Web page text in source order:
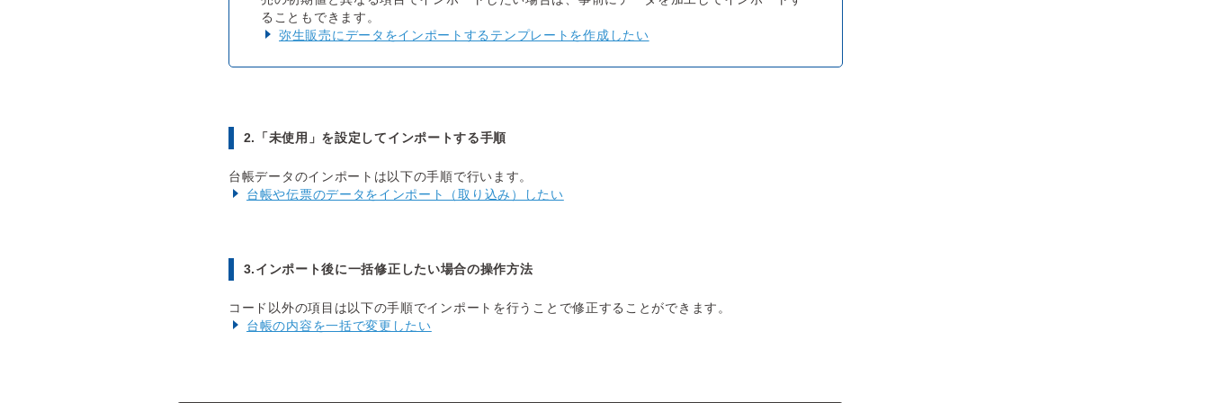
ることもできます。
弥生販売にデータをインポートするテンプレートを作成したい
2.「未使用」を設定してインポートする手順
台帳データのインポートは以下の手順で行います。
台帳や伝票のデータをインポート（取り込み）したい
3.インポート後に一括修正したい場合の操作方法
コード以外の項目は以下の手順でインポートを行うことで修正することができます。
台帳の内容を一括で変更したい